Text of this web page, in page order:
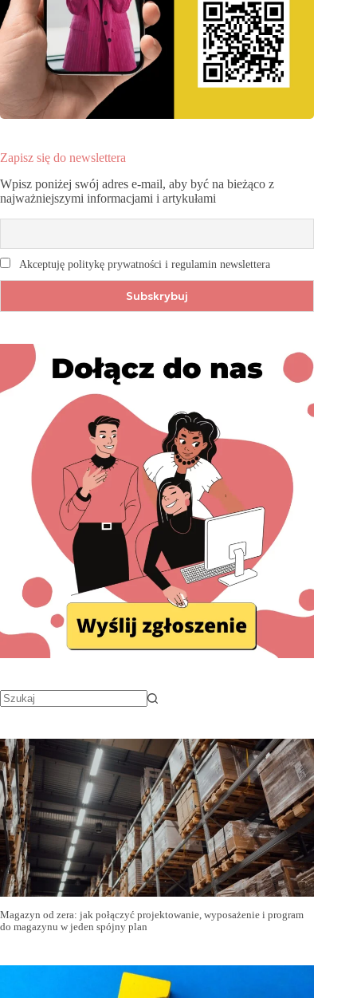
Zapisz się do newslettera
Wpisz poniżej swój adres e-mail, aby być na bieżąco z
najważniejszymi informacjami i artykułami
Akceptuję politykę prywatności i regulamin newslettera
Magazyn od zera: jak połączyć projektowanie, wyposażenie i program
do magazynu w jeden spójny plan